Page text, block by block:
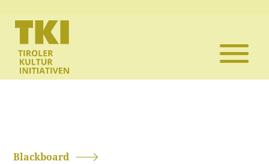
Blackboard
Die TKI
Mitglieder